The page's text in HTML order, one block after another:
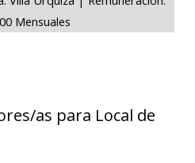
Mensuales
as para Local de